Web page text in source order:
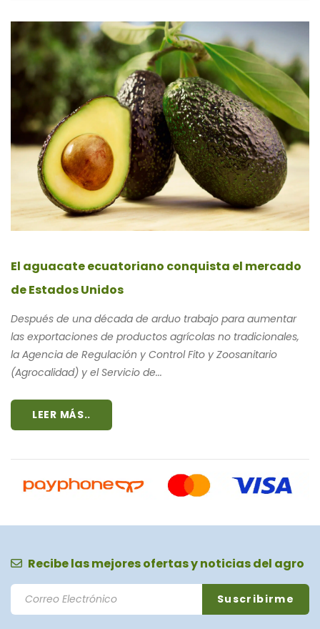
El aguacate ecuatoriano conquista el mercado
de Estados Unidos
Después de una década de arduo trabajo para aumentar
las exportaciones de productos agrícolas no tradicionales,
la Agencia de Regulación y Control Fito y Zoosanitario
(Agrocalidad) y el Servicio de...
LEER MÁS..
Recibe las mejores ofertas y noticias del agro